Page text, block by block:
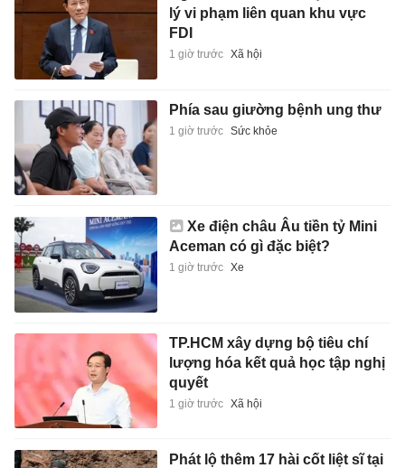
lý vi phạm liên quan khu vực
FDI
1 giờ trước Xã hội
Phía sau giường bệnh ung thư
1 giờ trước Sức khỏe
Xe điện châu Âu tiền tỷ Mini
Aceman có gì đặc biệt?
1 giờ trước Xe
TP.HCM xây dựng bộ tiêu chí
lượng hóa kết quả học tập nghị
quyết
1 giờ trước Xã hội
Phát lộ thêm 17 hài cốt liệt sĩ tại